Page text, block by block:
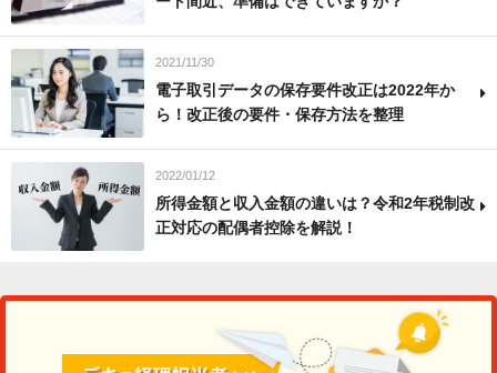
2021/11/30
電子取引データの保存要件改正は2022年か
ら！改正後の要件・保存方法を整理
2022/01/12
所得金額と収入金額の違いは？令和2年税制改
正対応の配偶者控除を解説！